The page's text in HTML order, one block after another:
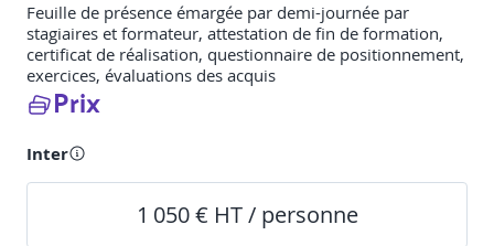
Feuille de présence émargée par demi-journée par
stagiaires et formateur, attestation de fin de formation,
certificat de réalisation, questionnaire de positionnement,
exercices, évaluations des acquis
Prix
Inter
1 050 € HT / personne